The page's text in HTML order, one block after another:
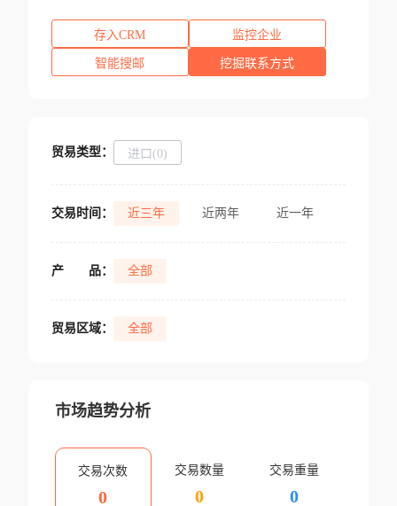
存入CRM 监控企业
智能搜邮 挖掘联系方式
贸易类型： 进口(0)
交易时间： 近三年 近两年 近一年
产 品： 全部
贸易区域： 全部
市场趋势分析
交易次数
0
交易数量
0
交易重量
0